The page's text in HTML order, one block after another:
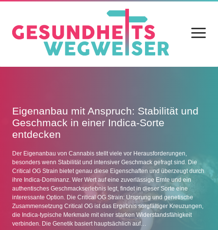
Menü
öffnen
Gesundheit
Alltag
Sport
Datenschutz
Impressum
Eigenanbau mit Anspruch: Stabilität und
Geschmack in einer Indica-Sorte
entdecken
Der Eigenanbau von Cannabis stellt viele vor Herausforderungen,
besonders wenn Stabilität und intensiver Geschmack gefragt sind. Die
Critical OG Strain bietet genau diese Eigenschaften und überzeugt durch
ihre Indica-Dominanz. Wer Wert auf eine zuverlässige Ernte und ein
authentisches Geschmackserlebnis legt, findet in dieser Sorte eine
interessante Option. Die Critical OG Strain: Ursprung und genetische
Zusammensetzung Critical OG ist das Ergebnis sorgfältiger Kreuzungen,
die Indica-typische Merkmale mit einer starken Widerstandsfähigkeit
verbinden. Die Genetik basiert hauptsächlich auf…
Gartenarbeit als Karriere: Wie Sie
körperlich fit bleiben und gleichzeitig
beruflich durchstarten
Gartenarbeit verbindet körperliche Aktivität mit kreativer Gestaltung der
Natur. Für viele bietet der Beruf als Gärtner nicht nur eine Leidenschaft,
sondern auch attraktive Karrierechancen. In diesem Umfeld bleiben Sie
körperlich fit und können sich beruflich weiterentwickeln. Die
körperlichen Anforderungen im Gärtnerberuf Der Beruf des Gärtners
verlangt Ausdauer, Kraft und Beweglichkeit. Tätigkeiten wie
Pflanzenpflege, Erdbewegung und Baumschnitt beanspruchen
verschiedene Muskelgruppen. Durch das ständige Arbeiten an der